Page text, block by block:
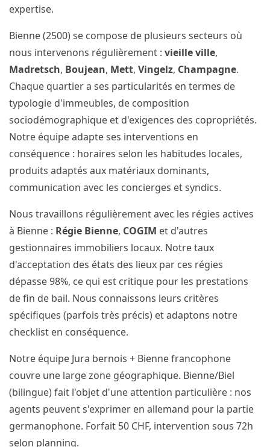
expertise.
Bienne (2500) se compose de plusieurs secteurs où
nous intervenons régulièrement : vieille ville,
Madretsch, Boujean, Mett, Vingelz, Champagne.
Chaque quartier a ses particularités en termes de
typologie d'immeubles, de composition
sociodémographique et d'exigences des copropriétés.
Notre équipe adapte ses interventions en
conséquence : horaires selon les habitudes locales,
produits adaptés aux matériaux dominants,
communication avec les concierges et syndics.
Nous travaillons régulièrement avec les régies actives
à Bienne : Régie Bienne, COGIM et d'autres
gestionnaires immobiliers locaux. Notre taux
d'acceptation des états des lieux par ces régies
dépasse 98%, ce qui est critique pour les prestations
de fin de bail. Nous connaissons leurs critères
spécifiques (parfois très précis) et adaptons notre
checklist en conséquence.
Notre équipe Jura bernois + Bienne francophone
couvre une large zone géographique. Bienne/Biel
(bilingue) fait l'objet d'une attention particulière : nos
agents peuvent s'exprimer en allemand pour la partie
germanophone. Forfait 50 CHF, intervention sous 72h
selon planning.